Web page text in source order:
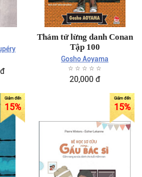
Thám tử lừng danh Conan
Tập 100
Gosho Aoyama
☆ ☆ ☆ ☆ ☆
20,000đ
15% 15%